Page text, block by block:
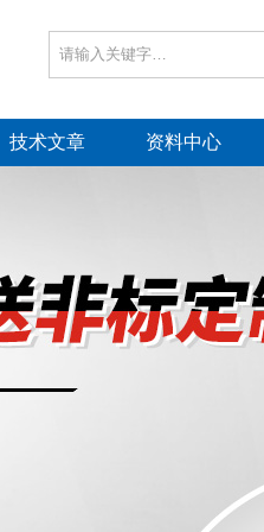
技术文章 资料中心